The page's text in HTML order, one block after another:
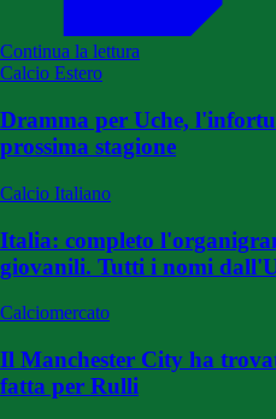
Continua la lettura
Calcio Estero
Dramma per Uche,
prossima stagione
Calcio Italiano
Italia: completo
giovanili. Tutti i nomi
Calciomercato
Il Manchester City ha
fatta per Rulli